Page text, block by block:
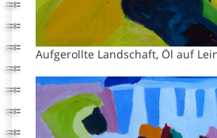
Aufgerollte Landschaft, Öl auf